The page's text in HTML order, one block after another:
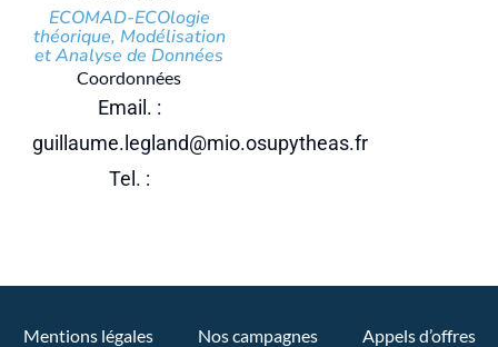
ECOMAD-ECOlogie
théorique, Modélisation
et Analyse de Données
Coordonnées
Email. :
guillaume.legland@mio.osupytheas.fr
Tel. :
Mentions légales Nos campagnes
Appels d’offres